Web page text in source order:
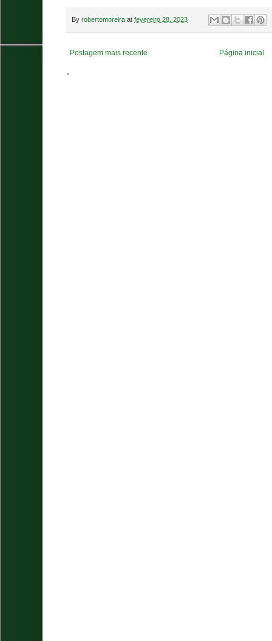
By robertomoreira at fevereiro 28, 2023
Postagem mais recente Página inicial
.